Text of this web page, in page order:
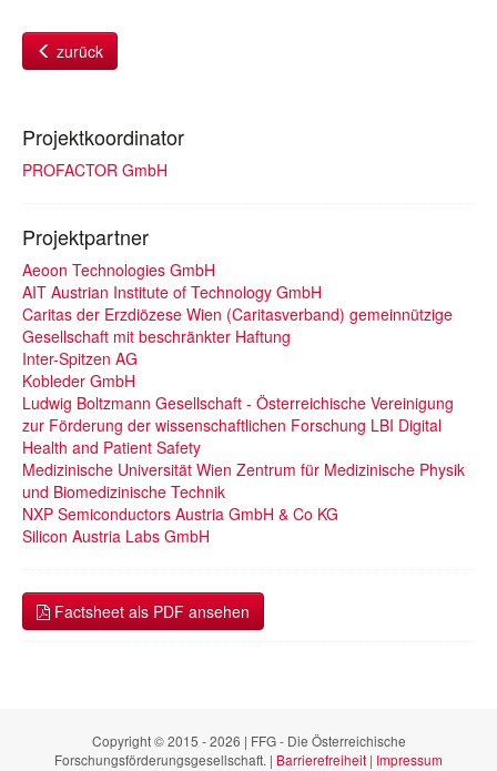
zurück
Projektkoordinator
PROFACTOR GmbH
Projektpartner
Aeoon Technologies GmbH
AIT Austrian Institute of Technology GmbH
Caritas der Erzdiözese Wien (Caritasverband) gemeinnützige
Gesellschaft mit beschränkter Haftung
Inter-Spitzen AG
Kobleder GmbH
Ludwig Boltzmann Gesellschaft - Österreichische Vereinigung
zur Förderung der wissenschaftlichen Forschung LBI Digital
Health and Patient Safety
Medizinische Universität Wien Zentrum für Medizinische Physik
und Biomedizinische Technik
NXP Semiconductors Austria GmbH & Co KG
Silicon Austria Labs GmbH
Factsheet als PDF ansehen
Copyright © 2015 - 2026 | FFG - Die Österreichische
Forschungsförderungsgesellschaft. | Barrierefreiheit | Impressum